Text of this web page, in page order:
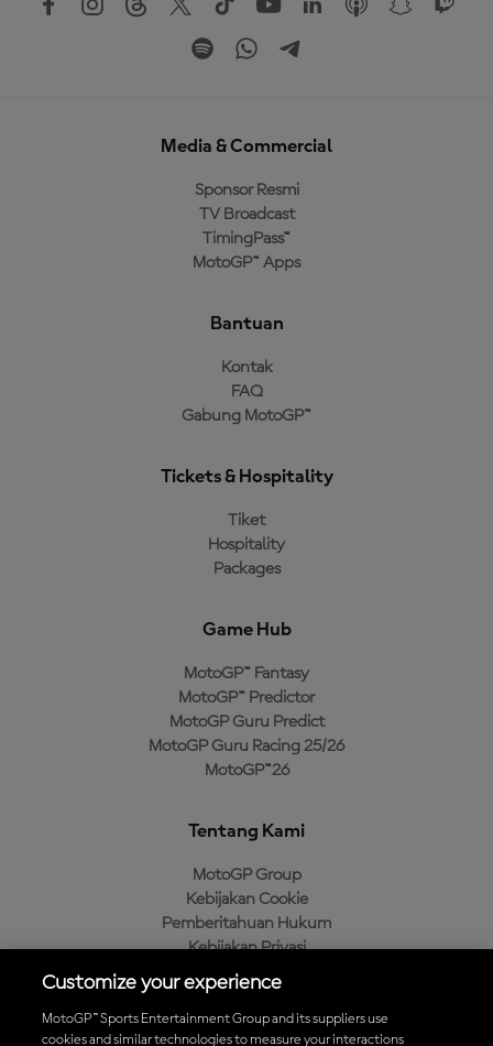
Media & Commercial
Sponsor Resmi
TV Broadcast
TimingPass™
MotoGP™ Apps
Bantuan
Kontak
FAQ
Gabung MotoGP™
Tickets & Hospitality
Tiket
Hospitality
Packages
Game Hub
MotoGP™ Fantasy
MotoGP™ Predictor
MotoGP Guru Predict
MotoGP Guru Racing 25/26
MotoGP™26
Tentang Kami
MotoGP Group
Kebijakan Cookie
Pemberitahuan Hukum
Kebijakan Privasi
Kebijakan Pembelian
Customize your experience
MotoGP™ Sports Entertainment Group and its suppliers use
cookies and similar technologies to measure your interactions